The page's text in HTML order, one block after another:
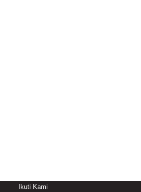
Ikuti Kami